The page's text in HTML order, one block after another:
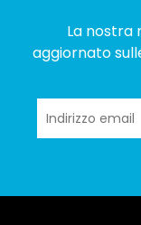
La
aggiornato